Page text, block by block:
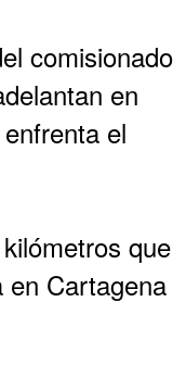
comisionado
en
el
que
en Cartagena